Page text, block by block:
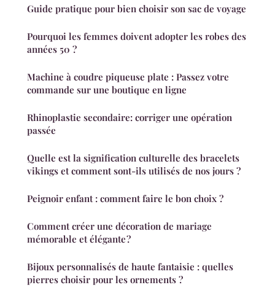
Guide pratique pour bien choisir son sac de voyage
Pourquoi les femmes doivent adopter les robes des
années 50 ?
Machine à coudre piqueuse plate : Passez votre
commande sur une boutique en ligne
Rhinoplastie secondaire: corriger une opération
passée
Quelle est la signification culturelle des bracelets
vikings et comment sont-ils utilisés de nos jours ?
Peignoir enfant : comment faire le bon choix ?
Comment créer une décoration de mariage
mémorable et élégante ?
Bijoux personnalisés de haute fantaisie : quelles
pierres choisir pour les ornements ?